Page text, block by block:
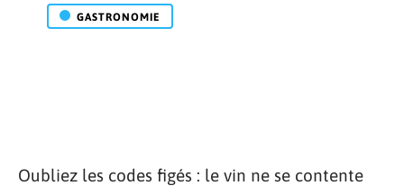
GASTRONOMIE
Oubliez les codes figés : le vin ne se contente